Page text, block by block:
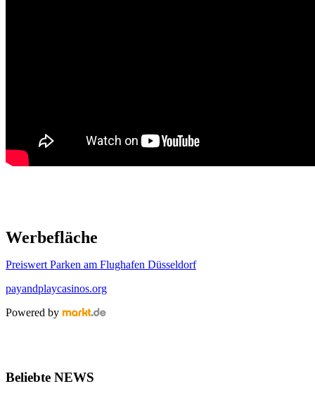
Werbefläche
Preiswert Parken am Flughafen Düsseldorf
payandplaycasinos.org
Powered by
Beliebte NEWS